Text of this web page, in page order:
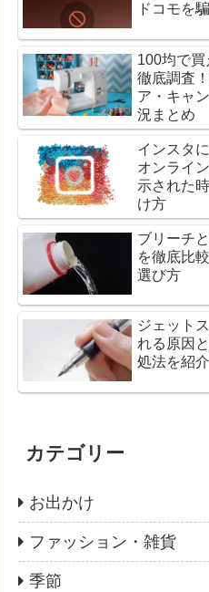
ドコモを
100均で
徹底調査
ア・キャ
況まとめ
インスタ
オンライ
示された
け方
ブリーチ
を徹底比
選び方
ジェット
れる原因
処法を紹介
カテゴリー
お出かけ
ファッション・雑貨
季節